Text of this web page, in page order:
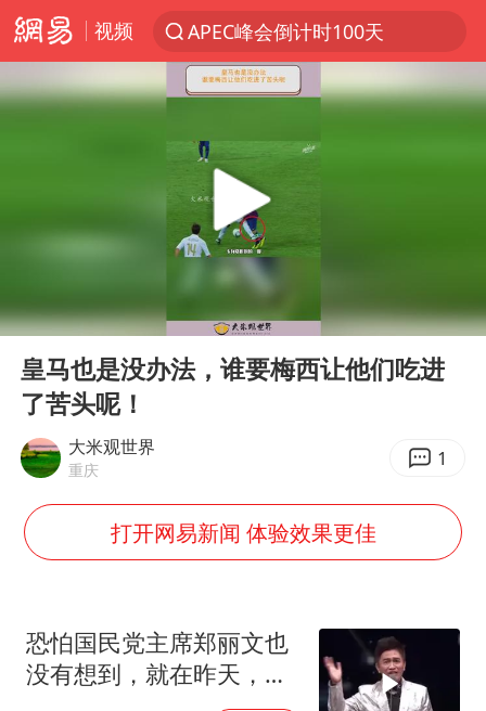
视频
APEC峰会倒计时100天
新能源汽车产业链提速
众星发文悼念秦焰
辽宁28名务农人员中暑死亡？官方辟谣
钟睒睒：必须限制电商平台权力
“还不如不放假”
医疗垃圾做手机壳 这也是谋财害命
成都多趟列车临时停运
Play
00:00 00:55
皇马也是没办法，谁要梅西让他们吃进
了苦头呢！
大米观世界
重庆 1
打开网易新闻 体验效果更佳
恐怕国民党主席郑丽文也
没有想到，就在昨天，对